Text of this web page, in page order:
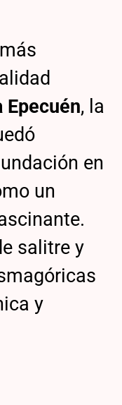
Epecuén, la
en
un
salitre y
y